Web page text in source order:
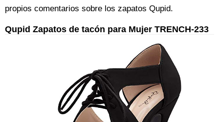
propios comentarios sobre los zapatos Qupid.
Qupid Zapatos de tacón para Mujer TRENCH-233